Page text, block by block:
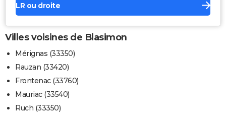
LR ou droite
Villes voisines de Blasimon
Mérignas (33350)
Rauzan (33420)
Frontenac (33760)
Mauriac (33540)
Ruch (33350)